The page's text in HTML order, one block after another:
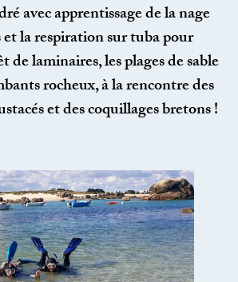
avec apprentissage de la nage
et la respiration sur tuba pour
de laminaires, les plages de sable
rocheux, à la rencontre des
et des coquillages bretons !